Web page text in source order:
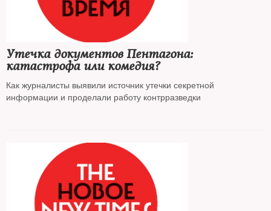
Утечка документов Пентагона:
катастрофа или комедия?
Как журналисты выявили источник утечки секретной
информации и проделали работу контрразведки